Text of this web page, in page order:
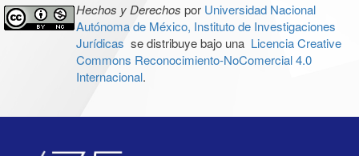
Hechos y Derechos por Universidad Nacional
Autónoma de México, Instituto de Investigaciones
Jurídicas se distribuye bajo una Licencia Creative
Commons Reconocimiento-NoComercial 4.0
Internacional.